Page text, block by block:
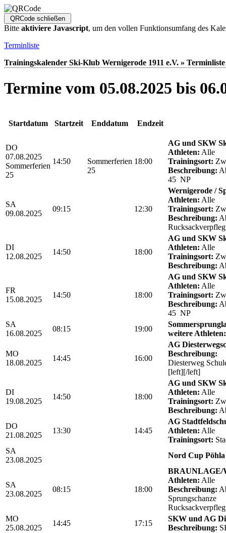
Bitte aktiviere Javascript, um den vollen Funktionsumfang des
Terminliste
Trainingskalender Ski-Klub Wernigerode 1911 e.V. » Terminliste
Termine vom 05.08.2025 bis
Startdatum Startzeit Enddatum Endzeit
DO
07.08.2025
Sommerferien
25
14:50
Sommerferien
25
18:00
AG und SKW
Athleten: Alle
Trainingsort:
Beschreibung:
45 NP
SA
09.08.2025
09:15 12:30
Wernigerode /
Athleten: Alle
Trainingsort:
Beschreibung:
DI
12.08.2025
14:50 18:00
AG und SKW
Athleten: Alle
Trainingsort:
Beschreibung:
FR
15.08.2025
14:50 18:00
AG und SKW
Athleten: Alle
Trainingsort:
Beschreibung:
45 NP
SA
16.08.2025
08:15 19:00
weitere Athleten:
MO
18.08.2025
14:45 16:00
AG
Beschreibung:
Diesterweg
[left][/left]
DI
19.08.2025
14:50 18:00
AG und SKW
Athleten: Alle
Trainingsort:
Beschreibung:
DO
21.08.2025
13:30 14:45
AG
Athleten: Alle
Trainingsort:
SA
23.08.2025
Nord Cup Pöhla
SA
23.08.2025
08:15 18:00
BRAUNLAGE/
Athleten: Alle
Beschreibung:
Sprungschanze
MO
25.08.2025
14:45 17:15
SKW und AG
Beschreibung: